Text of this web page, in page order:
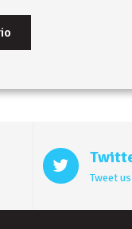
Tweet